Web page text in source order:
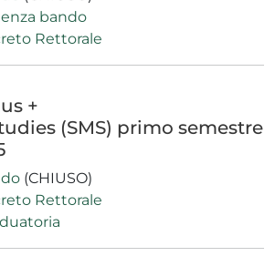
bando
Rettorale
+
(SMS) primo semestre
(CHIUSO)
Rettorale